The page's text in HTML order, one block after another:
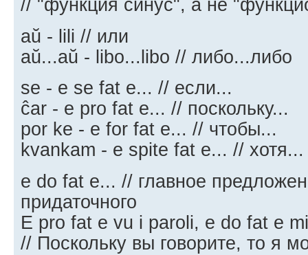
// "функция синус", а не
aŭ - lili // или
aŭ...aŭ - libo...libo // либо...либо
se - e se fat e... // если...
ĉar - e pro fat e... // поскольку...
por ke - e for fat e... // чтобы...
kvankam - e spite fat e... // хотя...
е do fat e... // главное
придаточного
E pro fat e vu i paroli, e do fat e
// Поскольку вы говорите, то я